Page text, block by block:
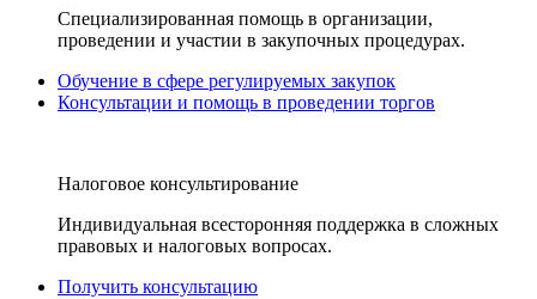
Специализированная помощь в организации,
проведении и участии в закупочных процедурах.
Обучение в сфере регулируемых закупок
Консультации и помощь в проведении торгов
Налоговое консультирование
Индивидуальная всесторонняя поддержка в сложных
правовых и налоговых вопросах.
Получить консультацию